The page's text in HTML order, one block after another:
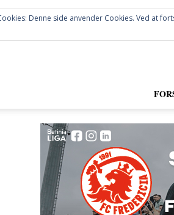
Denne side anvender Cookies. Ved at